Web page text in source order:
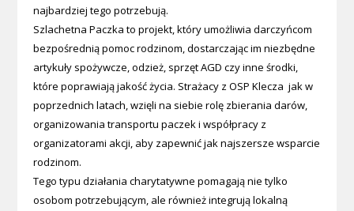
najbardziej tego potrzebują.
Szlachetna Paczka to projekt, który umożliwia darczyńcom
bezpośrednią pomoc rodzinom, dostarczając im niezbędne
artykuły spożywcze, odzież, sprzęt AGD czy inne środki,
które poprawiają jakość życia. Strażacy z OSP Klecza jak w
poprzednich latach, wzięli na siebie rolę zbierania darów,
organizowania transportu paczek i współpracy z
organizatorami akcji, aby zapewnić jak najszersze wsparcie
rodzinom.
Tego typu działania charytatywne pomagają nie tylko
osobom potrzebującym, ale również integrują lokalną